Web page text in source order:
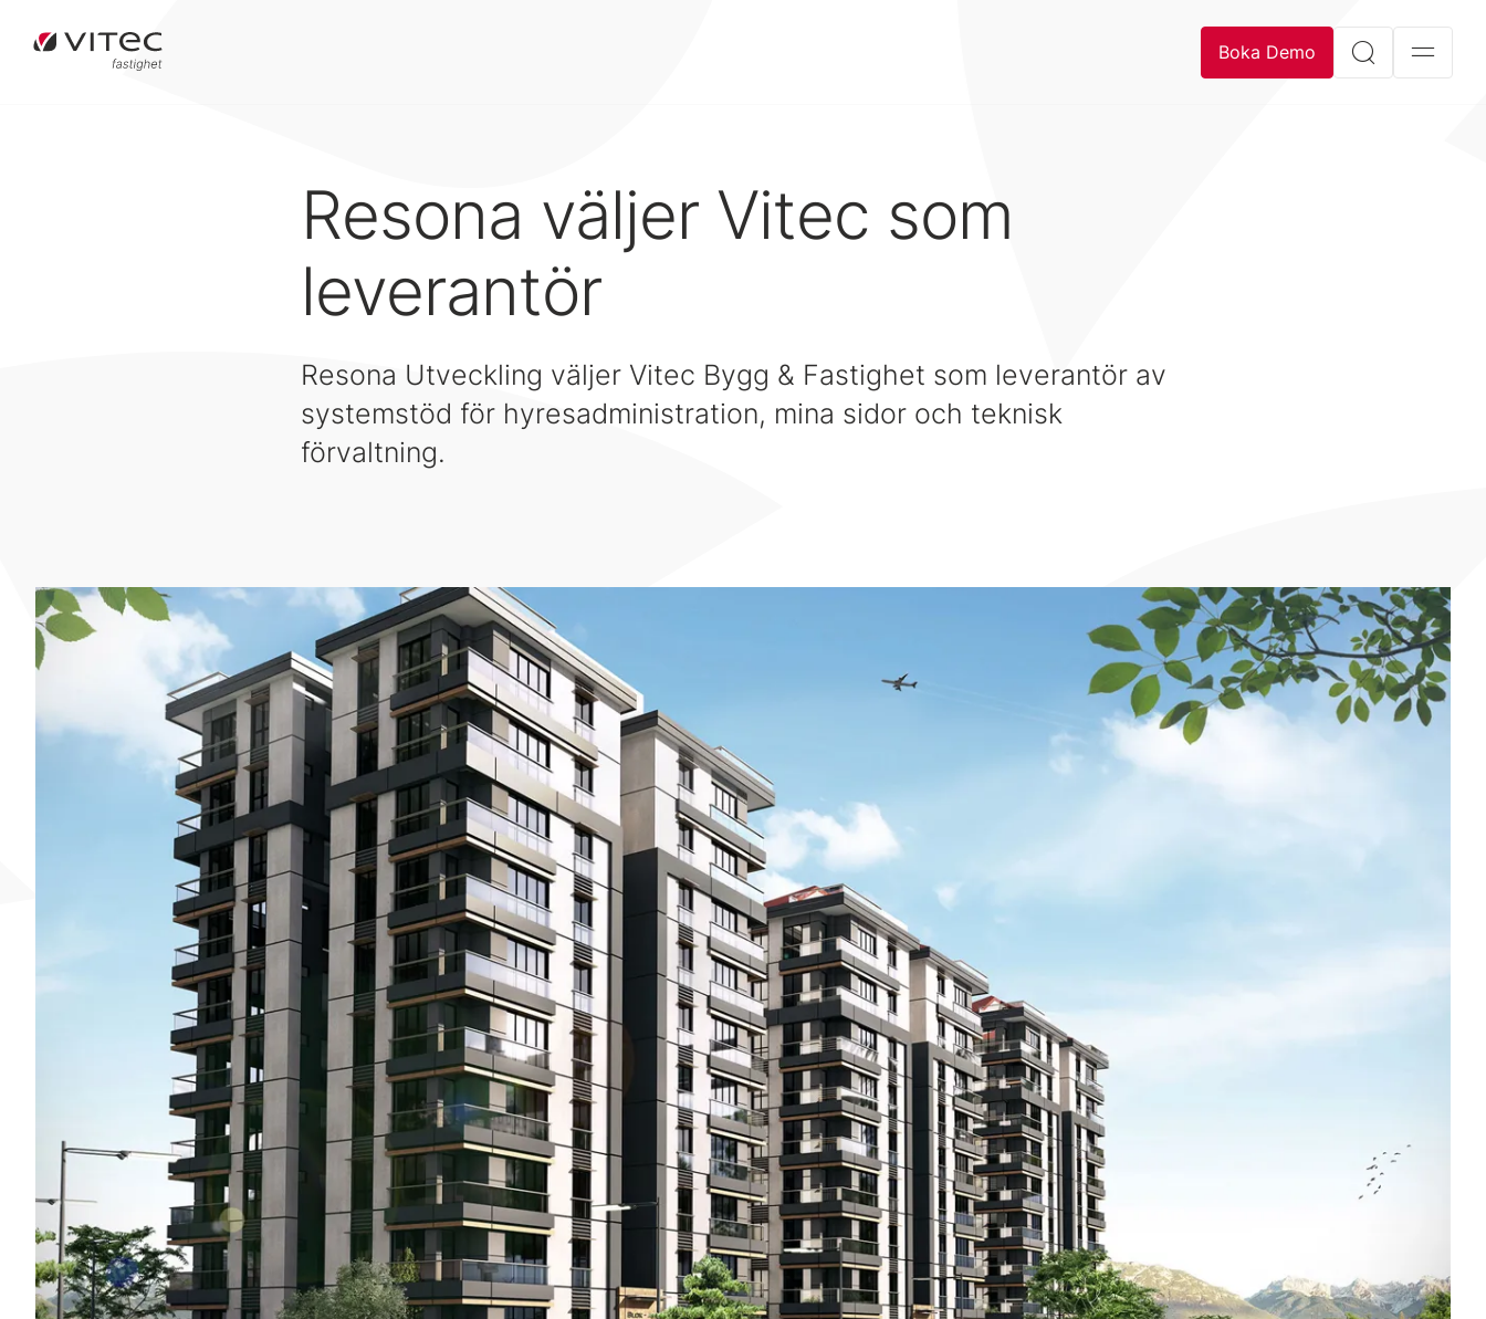
Boka Demo
Resona väljer Vitec som
leverantör
Resona Utveckling väljer Vitec Bygg & Fastighet som leverantör av
systemstöd för hyresadministration, mina sidor och teknisk
förvaltning.